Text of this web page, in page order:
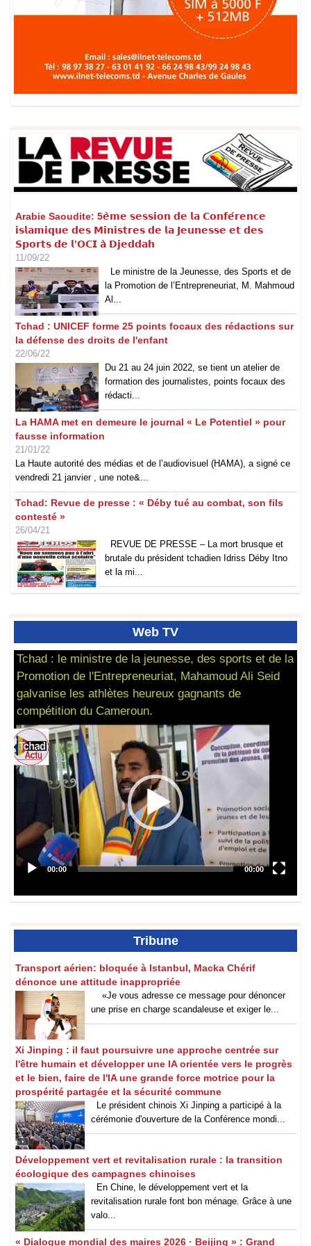
Arabie Saoudite: 5𝗲̀𝗺𝗲 𝘀𝗲𝘀𝘀𝗶𝗼𝗻 𝗱𝗲 𝗹𝗮 𝗖𝗼𝗻𝗳𝗲́𝗿𝗲𝗻𝗰𝗲
𝗶𝘀𝗹𝗮𝗺𝗶𝗾𝘂𝗲 𝗱𝗲𝘀 𝗠𝗶𝗻𝗶𝘀𝘁𝗿𝗲𝘀 𝗱𝗲 𝗹𝗮 𝗝𝗲𝘂𝗻𝗲𝘀𝘀𝗲 𝗲𝘁 𝗱𝗲𝘀
𝗦𝗽𝗼𝗿𝘁𝘀 𝗱𝗲 𝗹’𝗢𝗖𝗜 𝗮̀ 𝗗𝗷𝗲𝗱𝗱𝗮𝗵
11/09/22
Le ministre de la Jeunesse, des Sports et de
la Promotion de l’Entrepreneuriat, M. Mahmoud
Al...
Tchad : UNICEF forme 25 points focaux des rédactions sur
la défense des droits de l'enfant
22/06/22
Du 21 au 24 juin 2022, se tient un atelier de
formation des journalistes, points focaux des
rédacti...
La HAMA met en demeure le journal « Le Potentiel » pour
fausse information
21/01/22
La Haute autorité des médias et de l’audiovisuel (HAMA), a signé ce
vendredi 21 janvier , une note&...
Tchad: Revue de presse : « Déby tué au combat, son fils
contesté »
26/04/21
REVUE DE PRESSE – La mort brusque et
brutale du président tchadien Idriss Déby Itno
et la mi...
Web TV
Tchad : le ministre de la jeunesse, des sports et de la
Promotion de l'Entrepreneuriat, Mahamoud Ali Seid
galvanise les athlètes heureux gagnants de
compétition du Cameroun.
Tribune
Transport aérien: bloquée à Istanbul, Macka Chérif
dénonce une attitude inappropriée
«Je vous adresse ce message pour dénoncer
une prise en charge scandaleuse et exiger le...
Xi Jinping : il faut poursuivre une approche centrée sur
l'être humain et développer une IA orientée vers le progrès
et le bien, faire de l'IA une grande force motrice pour la
prospérité partagée et la sécurité commune
Le président chinois Xi Jinping a participé à la
cérémonie d'ouverture de la Conférence mondi...
Développement vert et revitalisation rurale : la transition
écologique des campagnes chinoises
En Chine, le développement vert et la
revitalisation rurale font bon ménage. Grâce à une
valo...
« Dialogue mondial des maires 2026 · Beijing » : Grand